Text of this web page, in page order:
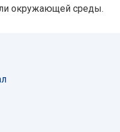
окружающей среды.